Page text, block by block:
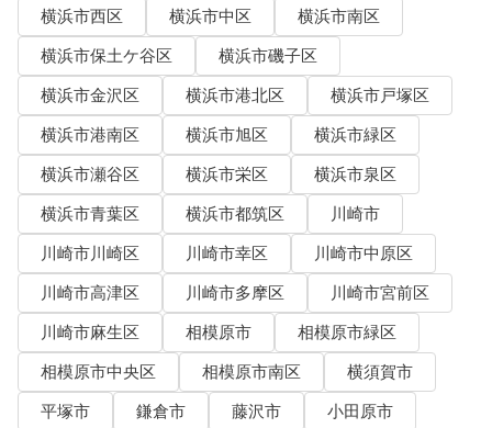
横浜市西区
横浜市中区
横浜市南区
横浜市保土ケ谷区
横浜市磯子区
横浜市金沢区
横浜市港北区
横浜市戸塚区
横浜市港南区
横浜市旭区
横浜市緑区
横浜市瀬谷区
横浜市栄区
横浜市泉区
横浜市青葉区
横浜市都筑区
川崎市
川崎市川崎区
川崎市幸区
川崎市中原区
川崎市高津区
川崎市多摩区
川崎市宮前区
川崎市麻生区
相模原市
相模原市緑区
相模原市中央区
相模原市南区
横須賀市
平塚市
鎌倉市 藤沢市
小田原市